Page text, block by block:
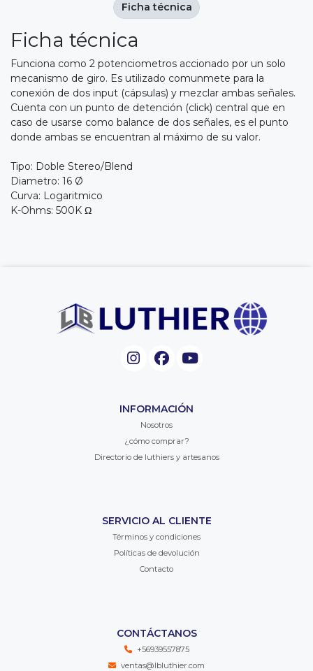
Ficha técnica
Funciona como 2 potenciometros accionado por un solo
mecanismo de giro. Es utilizado comunmete para la
conexión de dos input (cápsulas) y mezclar ambas señales.
Cuenta con un punto de detención (click) central que en
caso de usarse como balance de dos señales, es el punto
donde ambas se encuentran al máximo de su valor.
Tipo: Doble Stereo/Blend
Diametro: 16 Ø
Curva: Logaritmico
K-Ohms: 500K Ω
Ficha técnica
INFORMACIÓN
Nosotros
¿cómo comprar?
Directorio de luthiers y artesanos
SERVICIO AL CLIENTE
Términos y condiciones
Políticas de devolución
Contacto
CONTÁCTANOS
+56939557875
ventas@lbluthier.com